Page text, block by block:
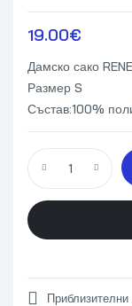
19.00€
Дамско сако
Размер S
Състав:100%
Приблизителни